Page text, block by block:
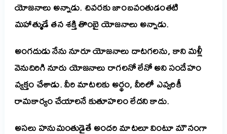
యోజనాలు అన్నాడు. చివరకు జాంబవంతుడంతటి
మహాత్ముడే తన శక్తి తొంబై యోజనాలు అన్నాడు.
అంగదుడు నేను నూరూ యోజనాలు దాటగలను, కాని మళ్లీ
వెనుదిరిగి నూరు యోజనాలు రాగలనో లేనో అని సందేహం
వ్యక్తం చేశాడు. వీరి మాటలకు అర్థం, వీరిలో ఎవ్వరికీ
రామకార్యం చేయాలనే కుతూహలం లేదని కాదు.
అసలు హనుమంతుడైతే అందరి మాటలూ వింటూ మౌనంగా